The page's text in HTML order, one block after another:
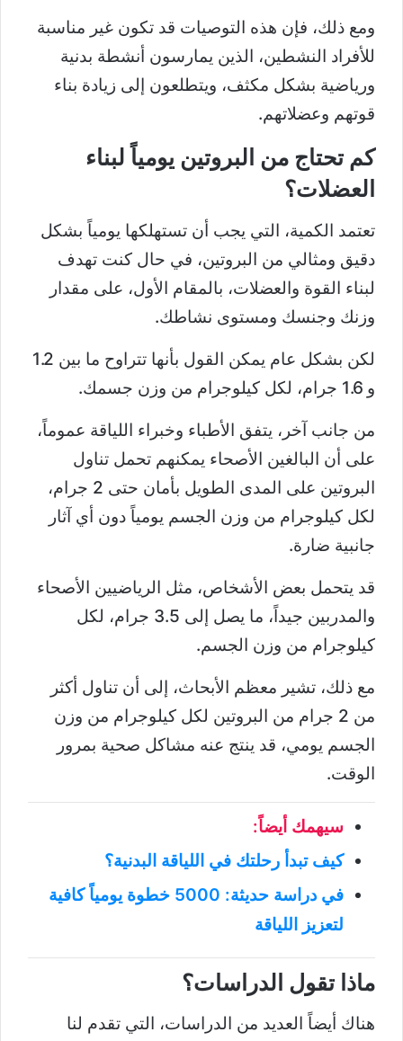
ومع ذلك، فإن هذه التوصيات قد تكون غير مناسبة
للأفراد النشطين، الذين يمارسون أنشطة بدنية
ورياضية بشكل مكثف، ويتطلعون إلى زيادة بناء
قوتهم وعضلاتهم.
كم تحتاج من البروتين يومياً لبناء
العضلات؟
تعتمد الكمية، التي يجب أن تستهلكها يومياً بشكل
دقيق ومثالي من البروتين، في حال كنت تهدف
لبناء القوة والعضلات، بالمقام الأول، على مقدار
وزنك وجنسك ومستوى نشاطك.
لكن بشكل عام يمكن القول بأنها تتراوح ما بين 1.2
و 1.6 جرام، لكل كيلوجرام من وزن جسمك.
من جانب آخر، يتفق الأطباء وخبراء اللياقة عموماً،
على أن البالغين الأصحاء يمكنهم تحمل تناول
البروتين على المدى الطويل بأمان حتى 2 جرام،
لكل كيلوجرام من وزن الجسم يومياً دون أي آثار
جانبية ضارة.
قد يتحمل بعض الأشخاص، مثل الرياضيين الأصحاء
والمدربين جيداً، ما يصل إلى 3.5 جرام، لكل
كيلوجرام من وزن الجسم.
مع ذلك، تشير معظم الأبحاث، إلى أن تناول أكثر
من 2 جرام من البروتين لكل كيلوجرام من وزن
الجسم يومي، قد ينتج عنه مشاكل صحية بمرور
الوقت.
سيهمك أيضاً:
كيف تبدأ رحلتك في اللياقة البدنية؟
في دراسة حديثة: 5000 خطوة يومياً كافية
لتعزيز اللياقة
ماذا تقول الدراسات؟
هناك أيضاً العديد من الدراسات، التي تقدم لنا